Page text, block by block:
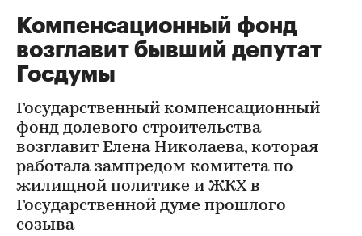
Компенсационный фонд
возглавит бывший депутат
Госдумы
Государственный компенсационный
фонд долевого строительства
возглавит Елена Николаева, которая
работала зампредом комитета по
жилищной политике и ЖКХ в
Государственной думе прошлого
созыва